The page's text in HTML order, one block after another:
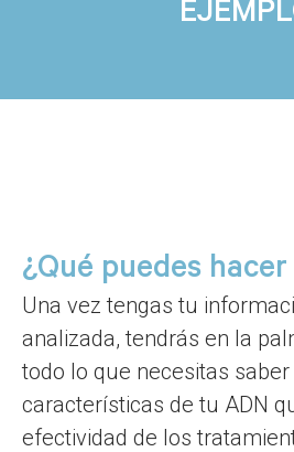
¿Qué puedes
Una vez tengas tu
analizada, tendrás en la
todo lo que necesitas
características de tu ADN
efectividad de los